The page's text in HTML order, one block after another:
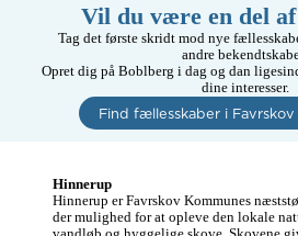
Vil du være en del
Tag det første skridt mod nye
andre
Opret dig på Boblberg i dag og dan
dine interesser.
Find fællesskaber i
Hinnerup
Hinnerup er Favrskov Kommunes
der mulighed for at opleve den lokale